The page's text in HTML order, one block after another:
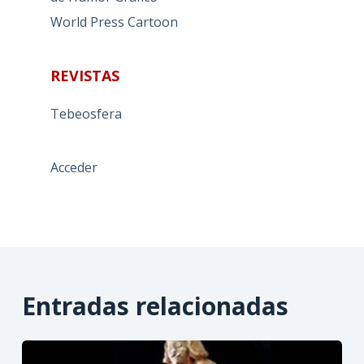
World Press Cartoon
REVISTAS
Tebeosfera
Acceder
Entradas relacionadas